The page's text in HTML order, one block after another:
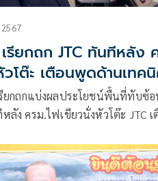
รียกถก JTC ทันทีหลัง
โต๊ะ เตือนพูดด้านเทค
ไตย
รียกถกแบ่งผลประโยชน์พื้นที่ทับซ้
ง ครม.ไฟเขียวนั่งหัวโต๊ะ JTC เ
ที่เกาะกูด โมเดลเดียว ‘เขาพระวิ
าของ